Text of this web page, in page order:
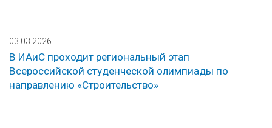
03.03.2026
В ИАиС проходит региональный этап
Всероссийской студенческой олимпиады по
направлению «Строительство»